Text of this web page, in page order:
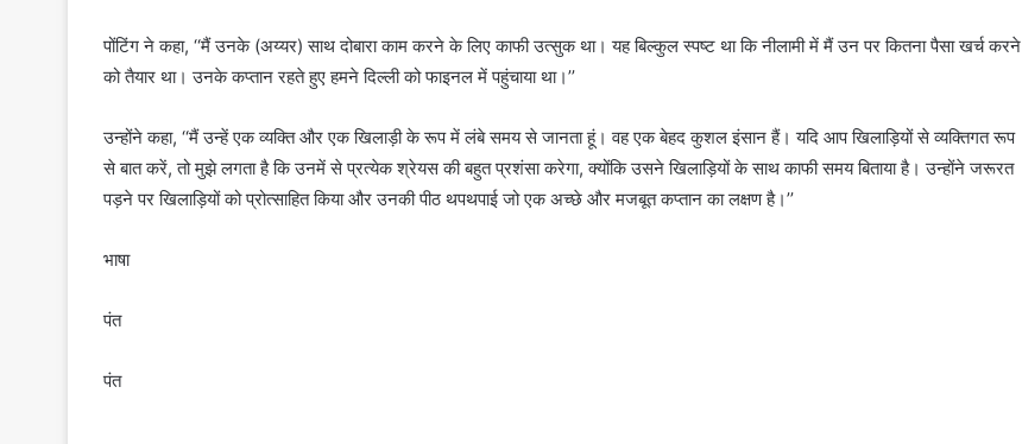
पोंटिंग ने कहा, ‘‘मैं उनके (अय्यर) साथ दोबारा काम करने के लिए काफी उत्सुक था। यह बिल्कुल स्पष्ट था कि नीलामी में मैं उन पर कितना पैसा खर्च करने
को तैयार था। उनके कप्तान रहते हुए हमने दिल्ली को फाइनल में पहुंचाया था।’’
उन्होंने कहा, ‘‘मैं उन्हें एक व्यक्ति और एक खिलाड़ी के रूप में लंबे समय से जानता हूं। वह एक बेहद कुशल इंसान हैं। यदि आप खिलाड़ियों से व्यक्तिगत रूप
से बात करें, तो मुझे लगता है कि उनमें से प्रत्येक श्रेयस की बहुत प्रशंसा करेगा, क्योंकि उसने खिलाड़ियों के साथ काफी समय बिताया है। उन्होंने जरूरत
पड़ने पर खिलाड़ियों को प्रोत्साहित किया और उनकी पीठ थपथपाई जो एक अच्छे और मजबूत कप्तान का लक्षण है।’’
भाषा
पंत
पंत